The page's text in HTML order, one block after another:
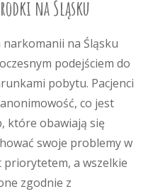
na Śląsku
na Śląsku
podejściem do
pobytu. Pacjenci
co jest
które obawiają się
swoje problemy w
priorytetem, a wszelkie
zgodnie z